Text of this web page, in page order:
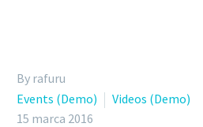
By rafuru
Events (Demo)
Videos (Demo)
15 marca 2016